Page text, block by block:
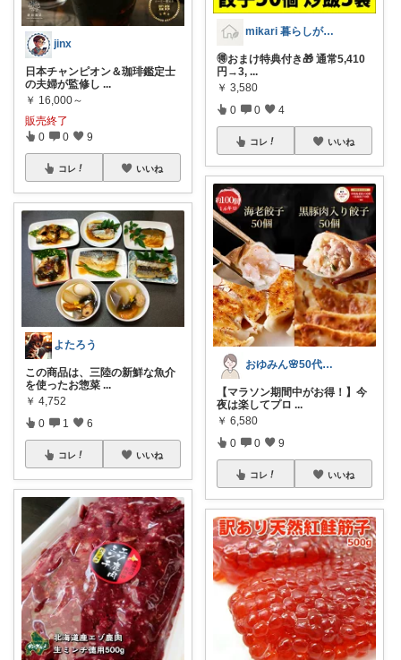
jinx
日本チャンピオン＆珈琲鑑定士
の夫婦が監修し ...
￥ 16,000～
販売終了
0 0 9
コレ いいね
よたろう
この商品は、三陸の新鮮な魚介
を使ったお惣菜 ...
￥ 4,752
0 1 6
コレ いいね
mikari 暮らしが軽くなるROOM
🉐おまけ特典付き🎁 通常5,410
円→3, ...
￥ 3,580
0 0 4
コレ いいね
おゆみん🌸50代からの快適暮らし
【マラソン期間中がお得！】今
夜は楽してプロ ...
￥ 6,580
0 0 9
コレ いいね